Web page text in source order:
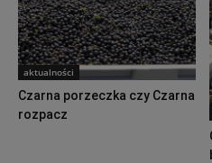
aktualności
Czarna porzeczka czy Czarna
rozpacz